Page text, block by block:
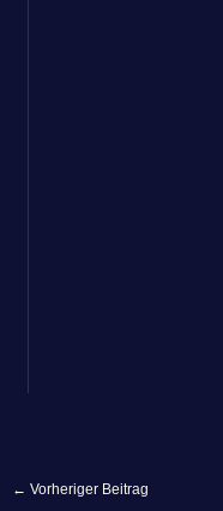
← Vorheriger Beitrag